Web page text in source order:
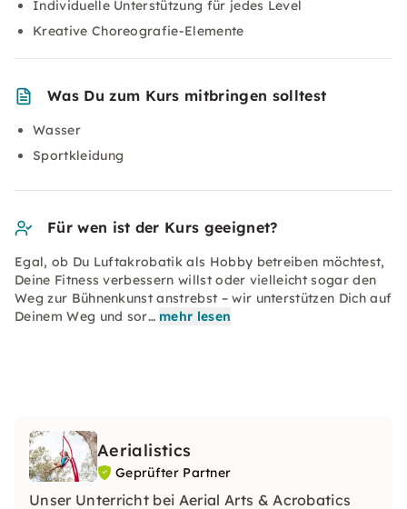
Individuelle Unterstützung für jedes Level
Kreative Choreografie-Elemente
Was Du zum Kurs mitbringen solltest
Wasser
Sportkleidung
Für wen ist der Kurs geeignet?
Egal, ob Du Luftakrobatik als Hobby betreiben möchtest,
Deine Fitness verbessern willst oder vielleicht sogar den
Weg zur Bühnenkunst anstrebst – wir unterstützen Dich auf
Deinem Weg und sor… mehr lesen
Aerialistics
Geprüfter Partner
Unser Unterricht bei Aerial Arts & Acrobatics